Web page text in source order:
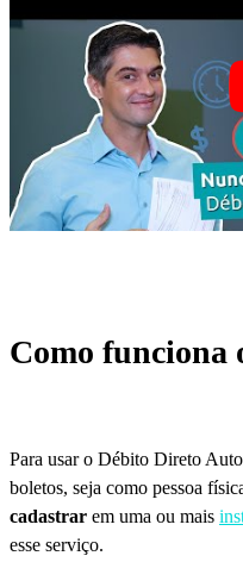
Como funciona
Para usar o Débito Direto
boletos, seja como pessoa
cadastrar em uma ou mais
esse serviço.